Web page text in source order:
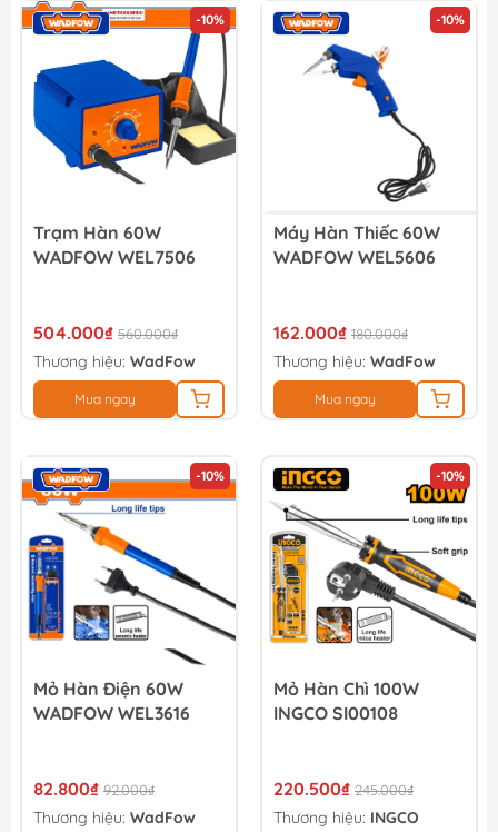
-10%
Trạm Hàn 60W
WADFOW WEL7506
504.000₫ 560.000₫
Thương hiệu: WadFow
Mua ngay
-10%
Máy Hàn Thiếc 60W
WADFOW WEL5606
162.000₫ 180.000₫
Thương hiệu: WadFow
Mua ngay
-10%
Mỏ Hàn Điện 60W
WADFOW WEL3616
82.800₫ 92.000₫
Thương hiệu: WadFow
-10%
Mỏ Hàn Chì 100W
INGCO SI00108
220.500₫ 245.000₫
Thương hiệu: INGCO